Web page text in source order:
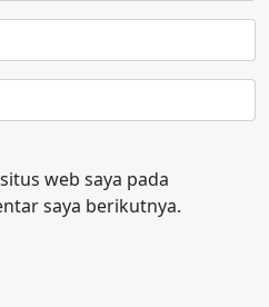
web saya pada
saya berikutnya.